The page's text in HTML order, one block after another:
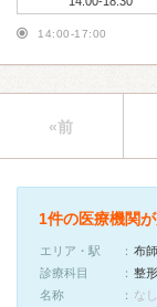
14:00-17:00
«前
1件の医療機関
エリア・駅
布
診療科目
整
名称
なし